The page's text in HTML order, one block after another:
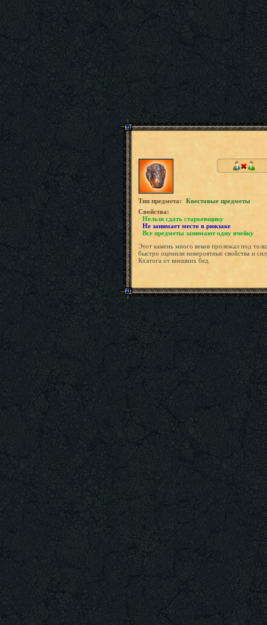
Tип предмета:
Квестовые предметы
Свойства:
Нельзя сдать старьевщику
Не занимает место в рюкзаке
Все предметы занимают одну ячейку
Этот камень много веков пролежал под
быстро оценили невероятные свойства и
Кхатога от внешних бед.